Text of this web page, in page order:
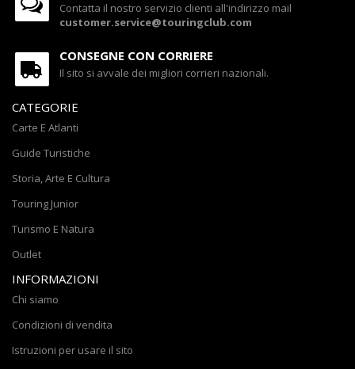
Contatta il nostro servizio clienti all'indirizzo mail
customer.service@touringclub.com
CONSEGNE CON CORRIERE
Il sito si avvale dei migliori corrieri nazionali.
CATEGORIE
Carte E Atlanti
Guide Turistiche
Storia, Arte E Cultura
Touring Junior
Turismo E Natura
Outlet
INFORMAZIONI
Chi siamo
Condizioni di vendita
Istruzioni per usare il sito